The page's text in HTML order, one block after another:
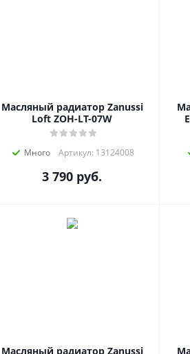
Масляный радиатор Zanussi
Loft ZOH-LT-07W
Много Артикул: 13124008
3 790 руб.
Масляный радиатор Zanussi